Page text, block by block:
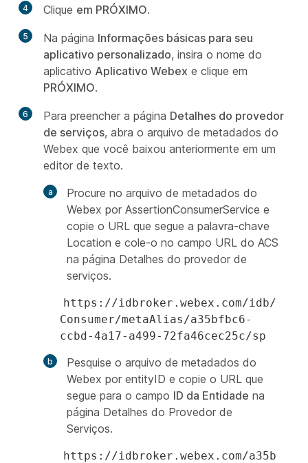
4 Clique em PRÓXIMO.
5 Na página Informações básicas para seu
aplicativo personalizado, insira o nome do
aplicativo Aplicativo Webex e clique em
PRÓXIMO.
6 Para preencher a página Detalhes do provedor
de serviços, abra o arquivo de metadados do
Webex que você baixou anteriormente em um
editor de texto.
Procure no arquivo de metadados do
Webex por AssertionConsumerService e
copie o URL que segue a palavra-chave
Location e cole-o no campo URL do ACS
na página Detalhes do provedor de
serviços.
https://idbroker.webex.com/idb/
Consumer/metaAlias/a35bfbc6-
ccbd-4a17-a499-72fa46cec25c/sp
Pesquise o arquivo de metadados do
Webex por entityID e copie o URL que
segue para o campo ID da Entidade na
página Detalhes do Provedor de
Serviços.
https://idbroker.webex.com/a35b